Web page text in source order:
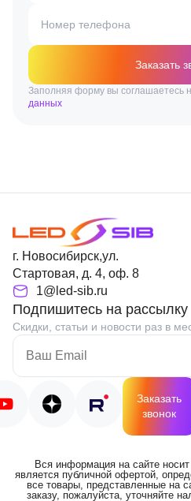
Номер телефона
Заказать
Заполняя форму вы соглашаетесь
данных
г. Новосибирск,ул.
Стартовая, д. 4, оф. 8
1@led-sib.ru
Подпишитесь на рассылку
Скидки, статьи и новости раз в
Заказать
звонок
Вся информация на сайте
является публичной офертой,
все товары, представленные на
заказу, пожалуйста, уточняйте